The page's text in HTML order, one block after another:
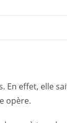
En effet, elle
opère.